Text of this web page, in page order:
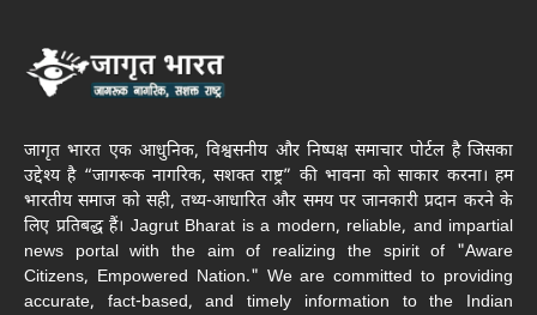
जागृत भारत एक आधुनिक, विश्वसनीय और निष्पक्ष समाचार पोर्टल है जिसका
उद्देश्य है “जागरूक नागरिक, सशक्त राष्ट्र” की भावना को साकार करना। हम
भारतीय समाज को सही, तथ्य-आधारित और समय पर जानकारी प्रदान करने के
लिए प्रतिबद्ध हैं। Jagrut Bharat is a modern, reliable, and impartial
news portal with the aim of realizing the spirit of "Aware
Citizens, Empowered Nation." We are committed to providing
accurate, fact-based, and timely information to the Indian